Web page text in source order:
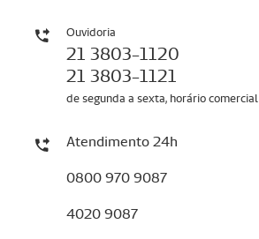
Ouvidoria
21 3803-1120
21 3803-1121
de segunda a sexta, horário comercial
Atendimento 24h
0800 970 9087
4020 9087